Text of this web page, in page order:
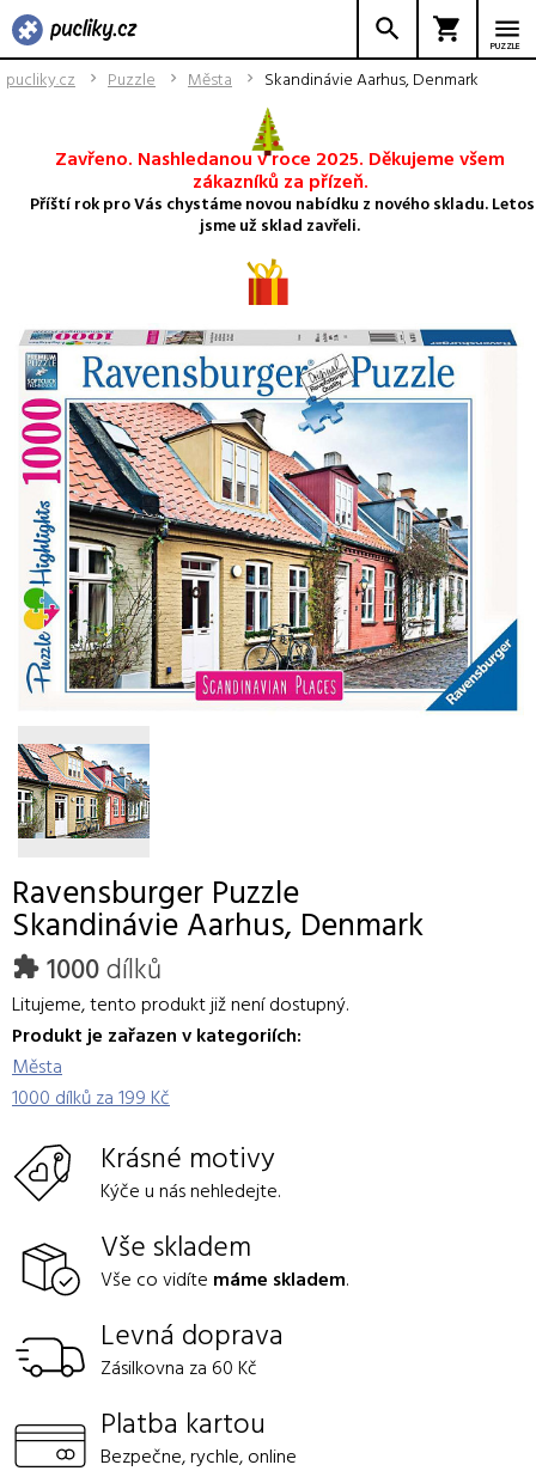
PUZZLE
pucliky.cz Puzzle Města Skandinávie Aarhus, Denmark
Zavřeno. Nashledanou v roce 2025. Děkujeme všem
zákazníků za přízeň.
Příští rok pro Vás chystáme novou nabídku z nového skladu. Letos
jsme už sklad zavřeli.
Ravensburger Puzzle
Skandinávie Aarhus, Denmark
1000dílků
Litujeme, tento produkt již není dostupný.
Produkt je zařazen v kategoriích:
Města
1000 dílků za 199 Kč
Krásné motivy
Kýče u nás nehledejte.
Vše skladem
Vše co vidíte máme skladem.
Levná doprava
Zásilkovna za 60 Kč
Platba kartou
Bezpečne, rychle, online